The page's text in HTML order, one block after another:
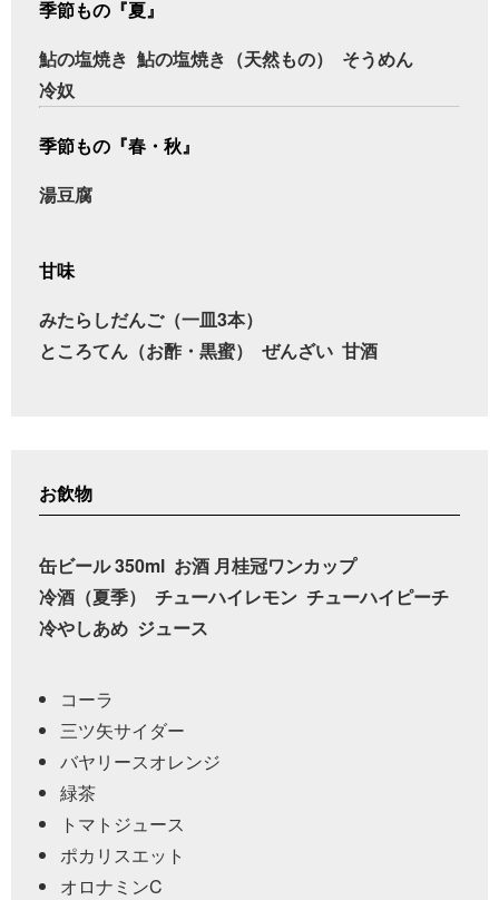
季節もの『夏』
鮎の塩焼き 鮎の塩焼き（天然もの）
そうめん
冷奴
季節もの『春・秋』
湯豆腐
甘味
みたらしだんご（一皿3本）
ところてん（お酢・黒蜜）
ぜんざい 甘酒
お飲物
缶ビール 350ml お酒 月桂冠ワンカップ
冷酒（夏季）
チューハイレモン チューハイピーチ
冷やしあめ ジュース
コーラ
三ツ矢サイダー
バヤリースオレンジ
緑茶
トマトジュース
ポカリスエット
オロナミンC